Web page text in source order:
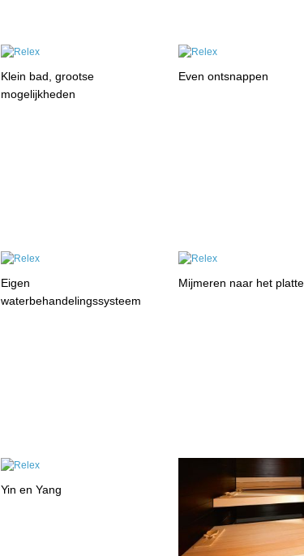
Klein bad, grootse
mogelijkheden
Even ontsnappen
Eigen
waterbehandelingssysteem
Mijmeren naar het
Yin en Yang